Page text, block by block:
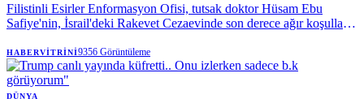
Filistinli Esirler Enformasyon Ofisi, tutsak doktor Hüsam Ebu
Safiye'nin, İsrail'deki Rakevet Cezaevinde son derece ağır koşullarla
HABERVITRINI9356 Görüntüleme
DÜNYA